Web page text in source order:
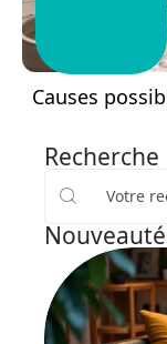
Causes
Recherche